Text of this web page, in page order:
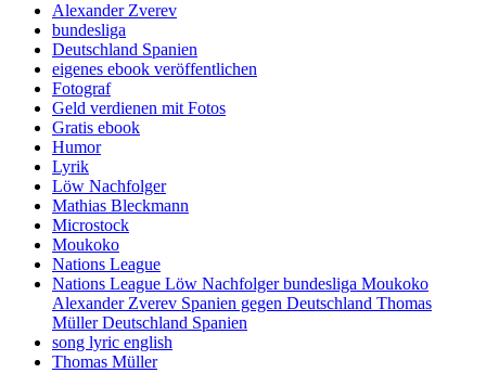
Alexander Zverev
bundesliga
Deutschland Spanien
eigenes ebook veröffentlichen
Fotograf
Geld verdienen mit Fotos
Gratis ebook
Humor
Lyrik
Löw Nachfolger
Mathias Bleckmann
Microstock
Moukoko
Nations League
Nations League Löw Nachfolger bundesliga Moukoko
Alexander Zverev Spanien gegen Deutschland Thomas
Müller Deutschland Spanien
song lyric english
Thomas Müller